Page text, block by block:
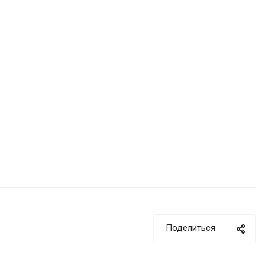
Поделиться